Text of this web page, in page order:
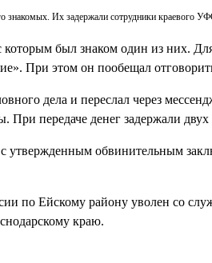
знакомых. Их задержали сотрудники краевого
был знаком один из них.
При этом он пообещал
дела и переслал через
передаче денег задержали
обвинительным
по Ейскому району уволен со
краю.